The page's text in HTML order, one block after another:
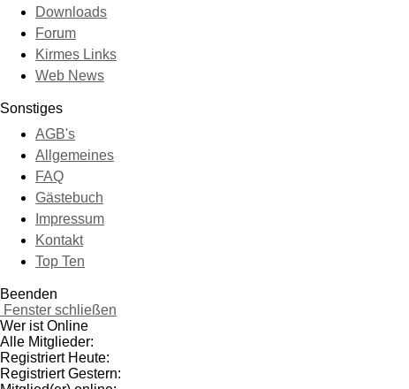
Downloads
Forum
Kirmes Links
Web News
Sonstiges
AGB's
Allgemeines
FAQ
Gästebuch
Impressum
Kontakt
Top Ten
Beenden
Fenster schließen
Wer ist Online
Alle Mitglieder:
Registriert Heute:
Registriert Gestern: